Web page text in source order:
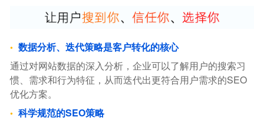
数据分析、迭代策略是客户转化的核心
通过对网站数据的深入分析，企业可以了解用户的搜索习
惯、需求和行为特征，从而迭代出更符合用户需求的SEO
优化方案。
科学规范的SEO策略